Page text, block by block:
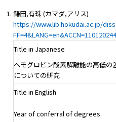
鎌田,有珠 (カマダ,アリス)
https://www.lib.hokudai.ac.jp/
Title in Japanese
ヘモグロビン酸素解離能の高低
についての研究
Title in English
Year of conferral of degrees